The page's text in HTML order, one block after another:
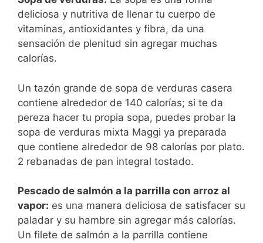
deliciosa y nutritiva de llenar tu cuerpo de
vitaminas, antioxidantes y fibra, da una
sensación de plenitud sin agregar muchas
calorías.
Un tazón grande de sopa de verduras casera
contiene alrededor de 140 calorías; si te da
pereza hacer tu propia sopa, puedes probar la
sopa de verduras mixta Maggi ya preparada
que contiene alrededor de 98 calorías por plato.
2 rebanadas de pan integral tostado.
Pescado de salmón a la parrilla con arroz al
vapor: es una manera deliciosa de satisfacer su
paladar y su hambre sin agregar más calorías.
Un filete de salmón a la parrilla contiene